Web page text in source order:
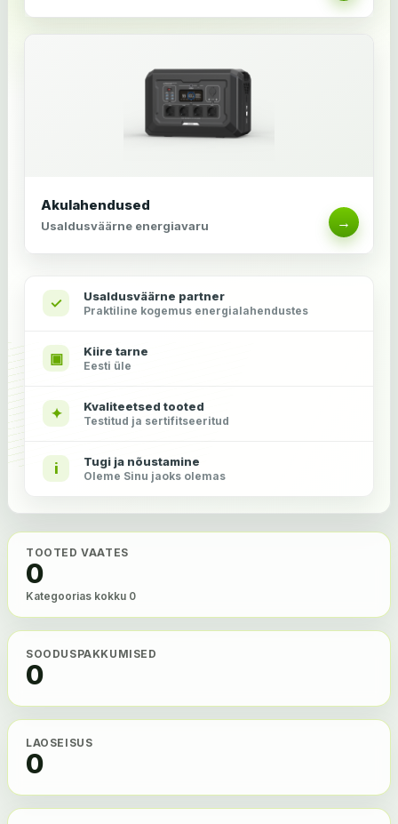
Akulahendused
Usaldusväärne energiavaru →
✓ Usaldusväärne partner
Praktiline kogemus energialahendustes
▣ Kiire tarne
Eesti üle
✦ Kvaliteetsed tooted
Testitud ja sertifitseeritud
i Tugi ja nõustamine
Oleme Sinu jaoks olemas
TOOTED VAATES
0
Kategoorias kokku 0
SOODUSPAKKUMISED
0
LAOSEISUS
0